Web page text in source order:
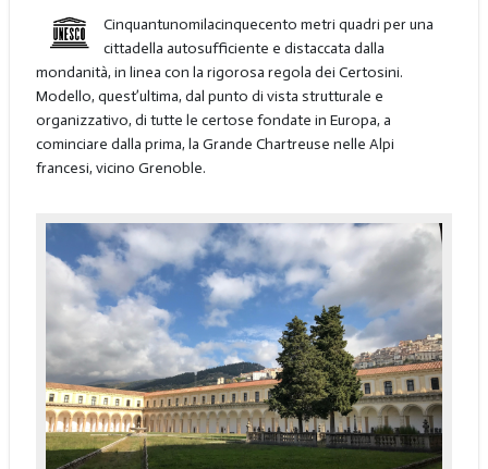
Cinquantunomilacinquecento metri quadri per una
cittadella autosufficiente e distaccata dalla
mondanità, in linea con la rigorosa regola dei Certosini.
Modello, quest’ultima, dal punto di vista strutturale e
organizzativo, di tutte le certose fondate in Europa, a
cominciare dalla prima, la Grande Chartreuse nelle Alpi
francesi, vicino Grenoble.